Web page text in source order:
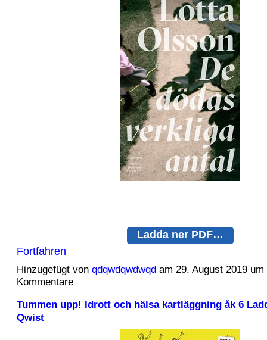
Ladda ner PDF…
Fortfahren
Hinzugefügt von qdqwdqwdwqdam 29. August 2019
Kommentare
Tummen upp! Idrott och hälsa kartläggning åk 6
Qwist